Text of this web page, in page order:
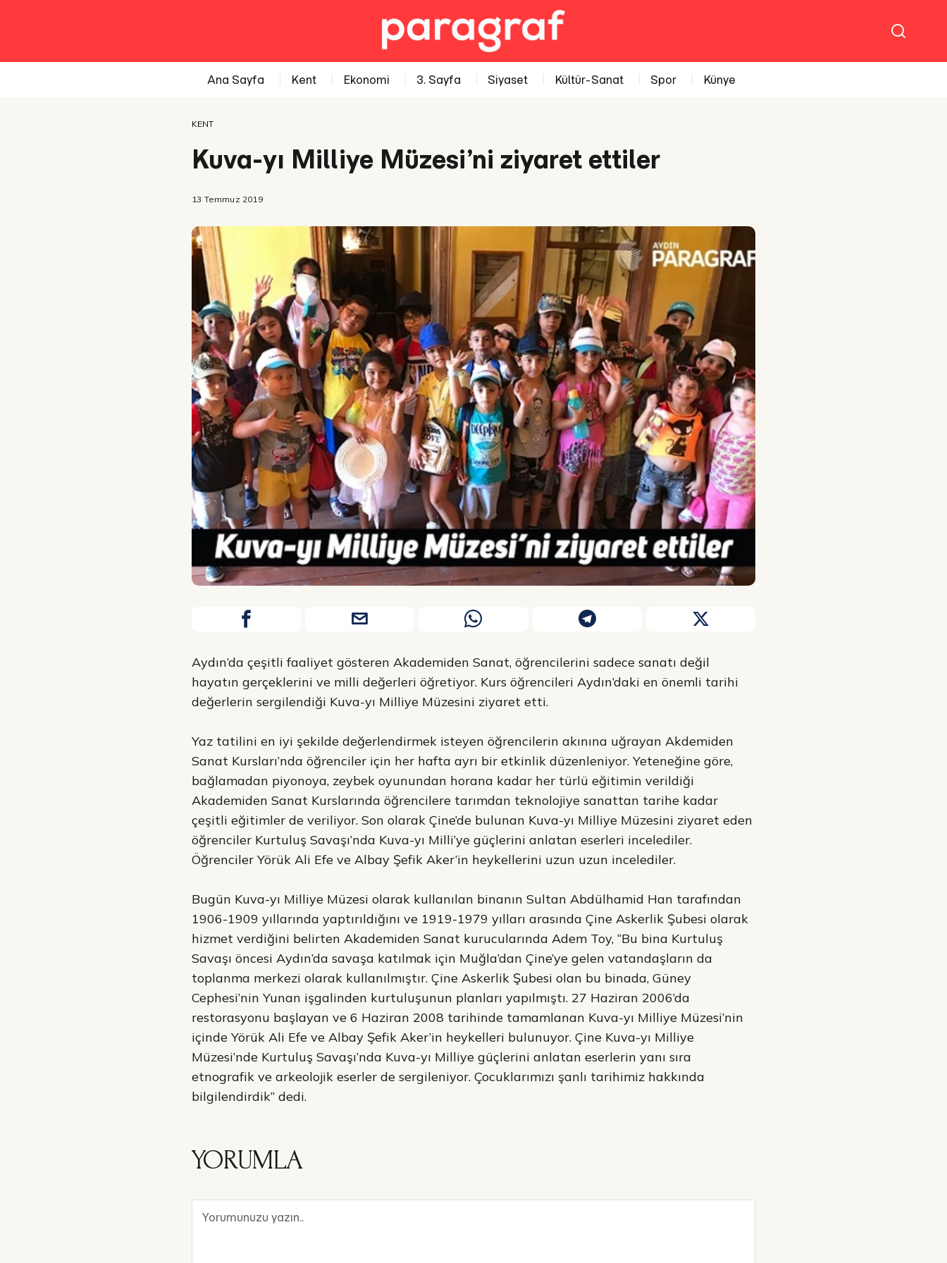
Ana Sayfa Kent Ekonomi 3. Sayfa Siyaset Kültür-Sanat Spor Künye
KENT
Kuva-yı Milliye Müzesi’ni ziyaret ettiler
13 Temmuz 2019
Aydın’da çeşitli faaliyet gösteren Akademiden Sanat, öğrencilerini sadece sanatı değil
hayatın gerçeklerini ve milli değerleri öğretiyor. Kurs öğrencileri Aydın’daki en önemli tarihi
değerlerin sergilendiği Kuva-yı Milliye Müzesini ziyaret etti.
Yaz tatilini en iyi şekilde değerlendirmek isteyen öğrencilerin akınına uğrayan Akdemiden
Sanat Kursları’nda öğrenciler için her hafta ayrı bir etkinlik düzenleniyor. Yeteneğine göre,
bağlamadan piyonoya, zeybek oyunundan horana kadar her türlü eğitimin verildiği
Akademiden Sanat Kurslarında öğrencilere tarımdan teknolojiye sanattan tarihe kadar
çeşitli eğitimler de veriliyor. Son olarak Çine’de bulunan Kuva-yı Milliye Müzesini ziyaret eden
öğrenciler Kurtuluş Savaşı’nda Kuva-yı Milli’ye güçlerini anlatan eserleri incelediler.
Öğrenciler Yörük Ali Efe ve Albay Şefik Aker’in heykellerini uzun uzun incelediler.
Bugün Kuva-yı Milliye Müzesi olarak kullanılan binanın Sultan Abdülhamid Han tarafından
1906-1909 yıllarında yaptırıldığını ve 1919-1979 yılları arasında Çine Askerlik Şubesi olarak
hizmet verdiğini belirten Akademiden Sanat kurucularında Adem Toy, “Bu bina Kurtuluş
Savaşı öncesi Aydın’da savaşa katılmak için Muğla’dan Çine’ye gelen vatandaşların da
toplanma merkezi olarak kullanılmıştır. Çine Askerlik Şubesi olan bu binada, Güney
Cephesi’nin Yunan işgalinden kurtuluşunun planları yapılmıştı. 27 Haziran 2006’da
restorasyonu başlayan ve 6 Haziran 2008 tarihinde tamamlanan Kuva-yı Milliye Müzesi’nin
içinde Yörük Ali Efe ve Albay Şefik Aker’in heykelleri bulunuyor. Çine Kuva-yı Milliye
Müzesi’nde Kurtuluş Savaşı’nda Kuva-yı Milliye güçlerini anlatan eserlerin yanı sıra
etnografik ve arkeolojik eserler de sergileniyor. Çocuklarımızı şanlı tarihimiz hakkında
bilgilendirdik” dedi.
YORUMLA